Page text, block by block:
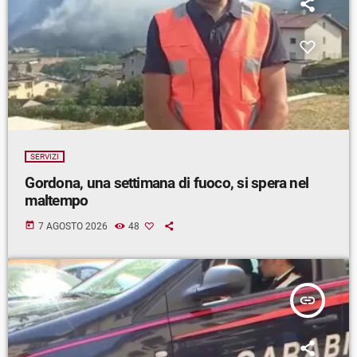
SERVIZI
Gordona, una settimana di fuoco, si spera nel
maltempo
today 7 AGOSTO 2026 48
insert_link